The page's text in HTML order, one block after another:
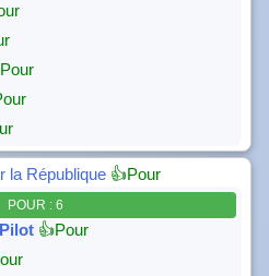
la République 👍Pour
POUR : 6
👍Pour